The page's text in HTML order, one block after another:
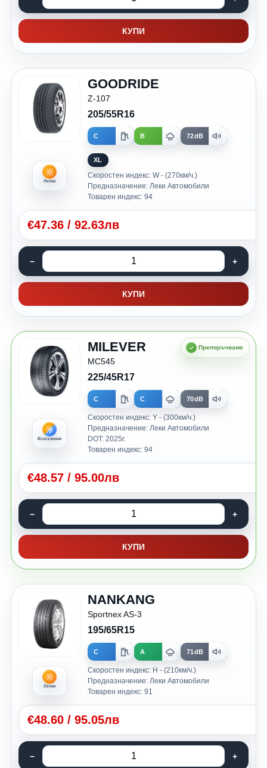
КУПИ
Летни
GOODRIDE
Z-107
205/55R16
C B 72dB
XL
Скоростен индекс: W - (270км/ч.)
Предназначение: Леки Автомобили
Товарен индекс: 94
€47.36 / 92.63лв
КУПИ
Всесезонни
MILEVER
MC545
225/45R17
C C 70dB
Скоростен индекс: Y - (300км/ч.)
Предназначение: Леки Автомобили
DOT: 2025г.
Товарен индекс: 94
€48.57 / 95.00лв
КУПИ
Летни
NANKANG
Sportnex AS-3
195/65R15
C A 71dB
Скоростен индекс: H - (210км/ч.)
Предназначение: Леки Автомобили
Товарен индекс: 91
€48.60 / 95.05лв